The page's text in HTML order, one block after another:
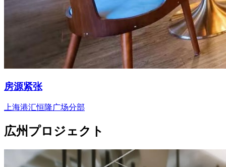
房源紧张
上海港汇恒隆广场分部
広州プロジェクト